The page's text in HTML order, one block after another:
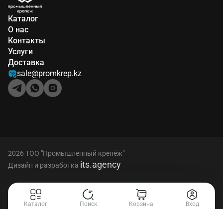
Каталог Поиск Корзина Вход
Каталог
О нас
Контакты
Услуги
Доставка
sale@promkrep.kz
2026 ТОО "Промышленный крепёж"
Дизайн и разработка its.agency